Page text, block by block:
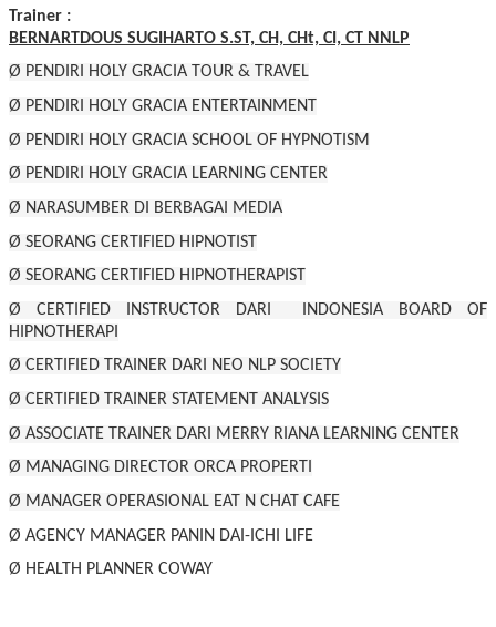
Trainer :
BERNARTDOUS SUGIHARTO S.ST, CH, CHt, CI, CT NNLP
Ø PENDIRI HOLY GRACIA TOUR & TRAVEL
Ø PENDIRI HOLY GRACIA ENTERTAINMENT
Ø PENDIRI HOLY GRACIA SCHOOL OF HYPNOTISM
Ø PENDIRI HOLY GRACIA LEARNING CENTER
Ø NARASUMBER DI BERBAGAI MEDIA
Ø SEORANG CERTIFIED HIPNOTIST
Ø SEORANG CERTIFIED HIPNOTHERAPIST
Ø CERTIFIED INSTRUCTOR DARI INDONESIA BOARD OF
HIPNOTHERAPI
Ø CERTIFIED TRAINER DARI NEO NLP SOCIETY
Ø CERTIFIED TRAINER STATEMENT ANALYSIS
Ø ASSOCIATE TRAINER DARI MERRY RIANA LEARNING CENTER
Ø MANAGING DIRECTOR ORCA PROPERTI
Ø MANAGER OPERASIONAL EAT N CHAT CAFE
Ø AGENCY MANAGER PANIN DAI-ICHI LIFE
Ø HEALTH PLANNER COWAY